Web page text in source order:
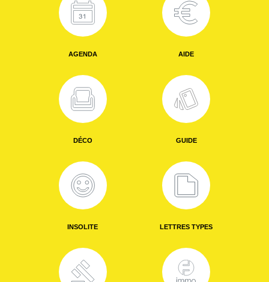
AGENDA AIDE
DÉCO GUIDE
INSOLITE LETTRES TYPES